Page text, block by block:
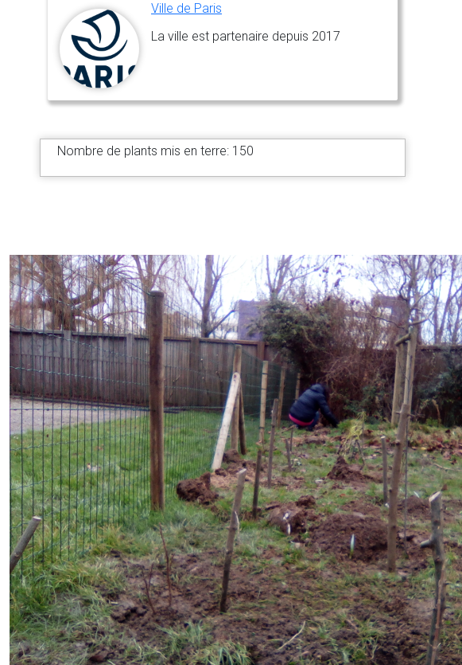
Ville de Paris
La ville est partenaire depuis 2017
Nombre de plants mis en terre: 150